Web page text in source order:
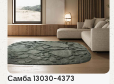
Самба 13030-4373